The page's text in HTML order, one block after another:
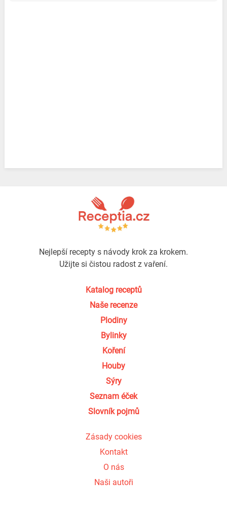
Nejlepší recepty s návody krok za krokem.
Užijte si čistou radost z vaření.
Katalog receptů
Naše recenze
Plodiny
Bylinky
Koření
Houby
Sýry
Seznam éček
Slovník pojmů
Zásady cookies
Kontakt
O nás
Naši autoři